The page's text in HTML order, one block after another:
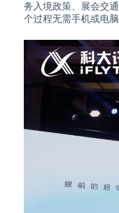
务入境政策、展会交
个过程无需手机或电